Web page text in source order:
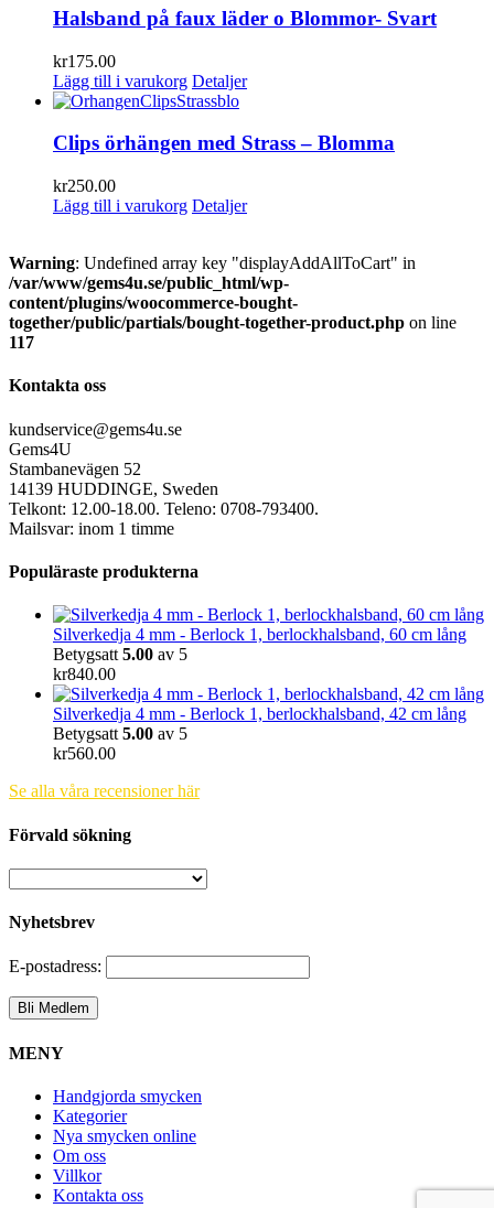
Halsband på faux läder o Blommor- Svart
kr175.00
Lägg till i varukorg Detaljer
Clips örhängen med Strass – Blomma
kr250.00
Lägg till i varukorg Detaljer
Warning: Undefined array key "displayAddAllToCart" in
/var/www/gems4u.se/public_html/wp-
content/plugins/woocommerce-bought-
together/public/partials/bought-together-product.php on line
117
Kontakta oss
kundservice@gems4u.se
Gems4U
Stambanevägen 52
14139 HUDDINGE, Sweden
Telkont: 12.00-18.00. Teleno: 0708-793400.
Mailsvar: inom 1 timme
Populäraste produkterna
Silverkedja 4 mm - Berlock 1, berlockhalsband, 60 cm lång
Betygsatt 5.00 av 5
kr840.00
Silverkedja 4 mm - Berlock 1, berlockhalsband, 42 cm lång
Betygsatt 5.00 av 5
kr560.00
Se alla våra recensioner här
Förvald sökning
Nyhetsbrev
E-postadress:
MENY
Handgjorda smycken
Kategorier
Nya smycken online
Om oss
Villkor
Kontakta oss